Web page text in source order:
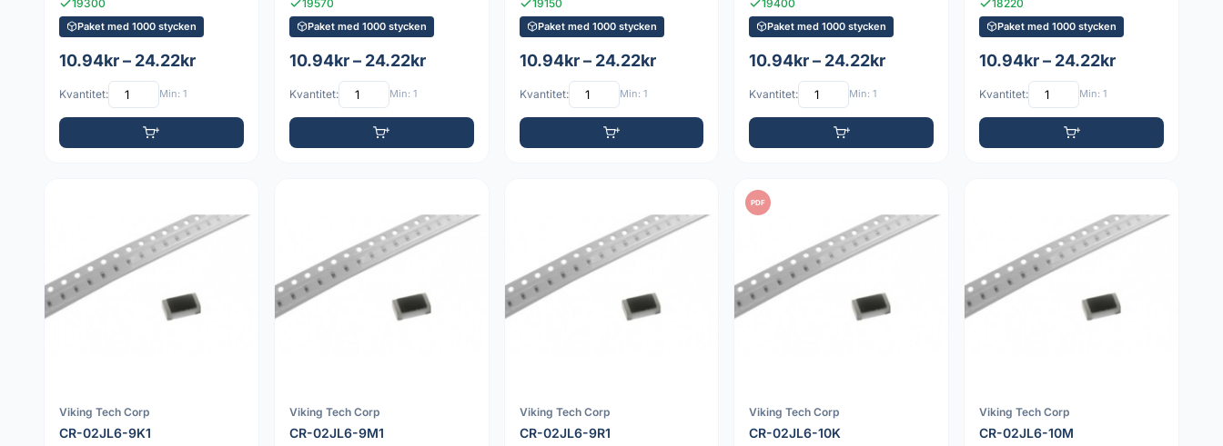
19300
Paket med 1000 stycken
10.94kr – 24.22kr
Kvantitet: Min: 1
19570
Paket med 1000 stycken
10.94kr – 24.22kr
Kvantitet: Min: 1
19150
Paket med 1000 stycken
10.94kr – 24.22kr
Kvantitet: Min: 1
19400
Paket med 1000 stycken
10.94kr – 24.22kr
Kvantitet: Min: 1
18220
Paket med 1000 stycken
10.94kr – 24.22kr
Kvantitet: Min: 1
Viking Tech Corp
CR-02JL6-9K1
Viking Tech Corp
CR-02JL6-9M1
Viking Tech Corp
CR-02JL6-9R1
PDF
Viking Tech Corp
CR-02JL6-10K
Viking Tech Corp
CR-02JL6-10M